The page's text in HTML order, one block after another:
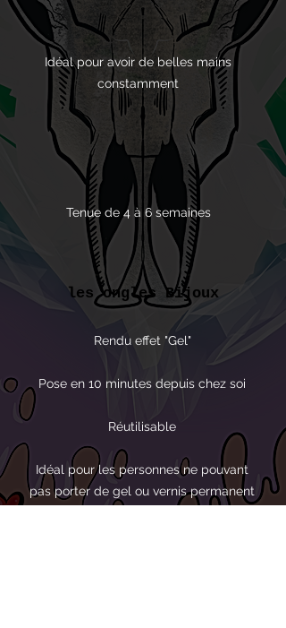
Idéal pour avoir de belles mains
constamment
Tenue de 4 à 6 semaines
les ongles Bijoux
Rendu effet "Gel"
Pose en 10 minutes depuis chez soi
Réutilisable
Idéal pour les personnes ne pouvant
pas porter de gel ou vernis permanent